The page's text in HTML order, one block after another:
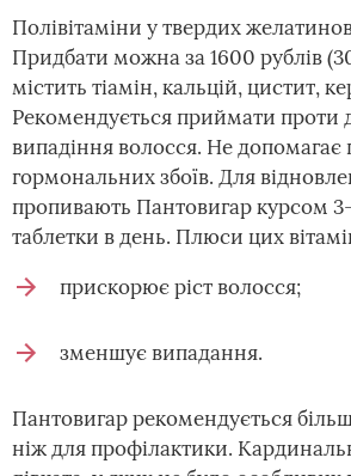
Полівітаміни у твердих
Придбати можна за 1600 рублів
містить тіамін, кальцій, цистит,
Рекомендується приймати проти
випадіння волосся. Не допомагає
гормональних збоїв. Для
пропивають Пантовигар курсом
таблетки в день. Плюси цих
прискорює ріст волосся;
зменшує випадання.
Пантовигар рекомендується
ніж для профілактики.